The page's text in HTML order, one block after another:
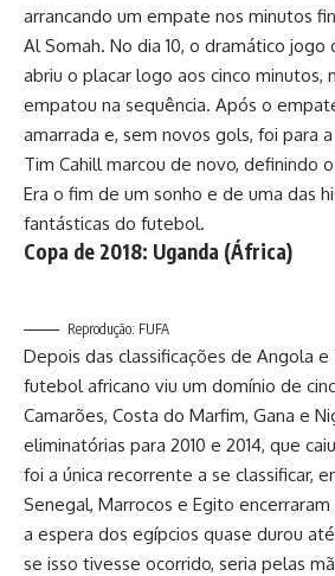
arrancando um empate nos minutos
Al Somah. No dia 10, o dramático jogo
abriu o placar logo aos cinco minutos,
empatou na sequência. Após o
amarrada e, sem novos gols, foi para
Tim Cahill marcou de novo, definindo
Era o fim de um sonho e de uma das
fantásticas do futebol.
Copa de 2018: Uganda (África)
Reprodução: FUFA
Depois das classificações de Angola
futebol africano viu um domínio de
Camarões, Costa do Marfim, Gana e
eliminatórias para 2010 e 2014, que
foi a única recorrente a se classificar,
Senegal, Marrocos e Egito
a espera dos egípcios quase durou
se isso tivesse ocorrido, seria pelas